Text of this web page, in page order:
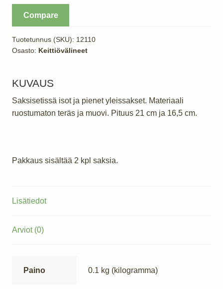
määrä
Compare
Tuotetunnus (SKU): 12110
Osasto: Keittiövälineet
KUVAUS
Saksisetissä isot ja pienet yleissakset. Materiaali
ruostumaton teräs ja muovi. Pituus 21 cm ja 16,5 cm.
Pakkaus sisältää 2 kpl saksia.
Lisätiedot
Arviot (0)
Paino 0.1 kg (kilogramma)